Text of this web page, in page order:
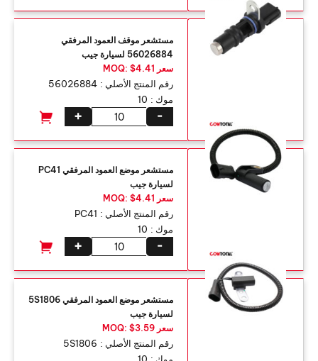
مستشعر موقف العمود المرفقي
56026884 لسيارة جيب
سعر MOQ: $4.41
رقم المنتج الأصلي : 56026884
موك : 10
+ -
مستشعر موضع العمود المرفقي PC41
لسيارة جيب
سعر MOQ: $4.41
رقم المنتج الأصلي : PC41
موك : 10
+ -
مستشعر موضع العمود المرفقي 5S1806
لسيارة جيب
سعر MOQ: $3.59
رقم المنتج الأصلي : 5S1806